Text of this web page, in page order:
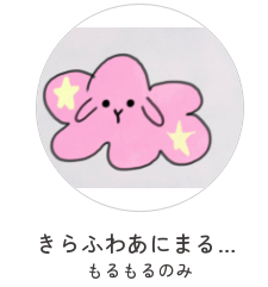
きらふわあにまるふれんず
もるもるのみ